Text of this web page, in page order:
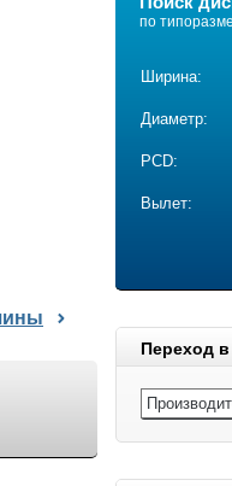
по
Ширина:
Диаметр:
PCD:
Вылет:
Переход в